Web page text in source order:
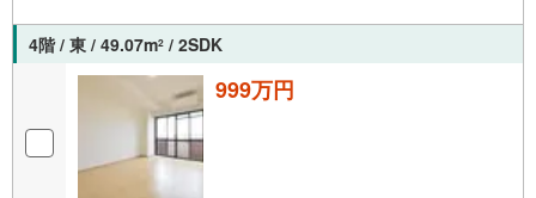
から始まる【住宅ローン返済】65歳以上から必要になる
【老後の費用負担】住宅探しの【このタイミング】で不安
な部分を明確にしていきませんか？？ --------------
4階 / 東 / 49.07m2 / 2SDK
999万円